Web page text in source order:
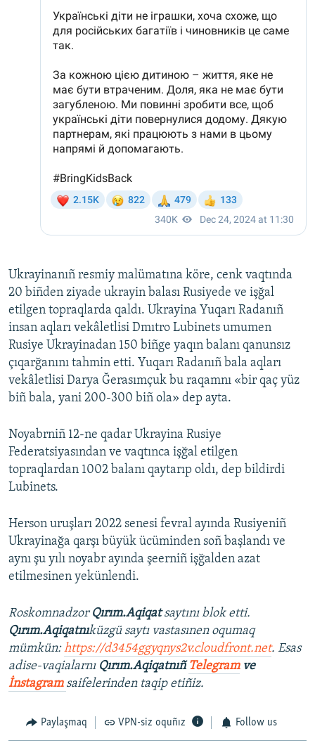
Ukrayinanıñ resmiy malümatına köre, cenk vaqtında
20 biñden ziyade ukrayin balası Rusiyede ve işğal
etilgen topraqlarda qaldı. Ukrayina Yuqarı Radanıñ
insan aqları vekâletlisi Dmıtro Lubinets umumen
Rusiye Ukrayinadan 150 biñge yaqın balanı qanunsız
çıqarğanını tahmin etti. Yuqarı Radanıñ bala aqları
vekâletlisi Darya Ğerasımçuk bu raqamnı «bir qaç yüz
biñ bala, yani 200-300 biñ ola» dep ayta.
Noyabrniñ 12-ne qadar Ukrayina Rusiye
Federatsiyasından ve vaqtınca işğal etilgen
topraqlardan 1002 balanı qaytarıp oldı, dep bildirdi
Lubinets.
Herson uruşları 2022 senesi fevral ayında Rusiyeniñ
Ukrayinağa qarşı büyük ücüminden soñ başlandı ve
aynı şu yılı noyabr ayında şeerniñ işğalden azat
etilmesinen yekünlendi.
Roskomnadzor Qırım.Aqiqatsaytını blok etti.
Qırım.Aqiqatnıküzgü saytı vastasınen oqumaq
mümkün:https://d3454ggyqnys2v.cloudfront.net. Esas
adise-vaqialarnı Qırım.Aqiqatnıñ Telegramve
İnstagram saifelerinden taqip etiñiz.
Paylaşmaq VPN-siz oquñız Follow us